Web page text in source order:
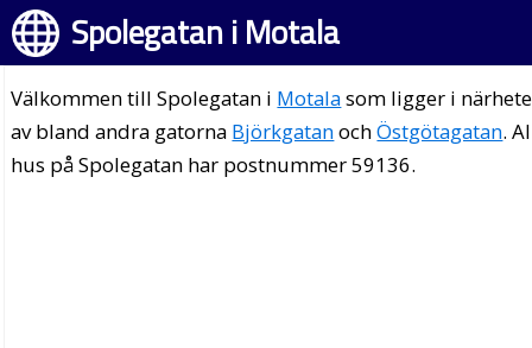
Spolegatan i Motala
Välkommen till Spolegatan i Motalasom ligger i
av bland andra gatorna BjörkgatanochÖstgötagatan.
hus på Spolegatan har postnummer 59136.